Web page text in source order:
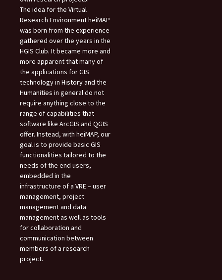
The idea for the Virtual
Research Environment heiMAP
was born from the experience
gathered over the years in the
HGIS Club. It became more and
more apparent that many of
the applications for GIS
technology in History and the
Humanities in general do not
require anything close to the
range of capabilities that
software like ArcGIS and QGIS
offer. Instead, with heiMAP, our
goal is to provide basic GIS
functionalities tailored to the
needs of the end users,
embedded in the
infrastructure of a VRE – user
management, project
management and data
management as well as tools
for collaboration and
communication between
members of a research
project.